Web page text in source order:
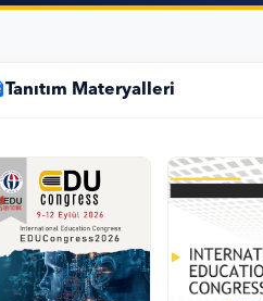
Tanıtım Materyalleri